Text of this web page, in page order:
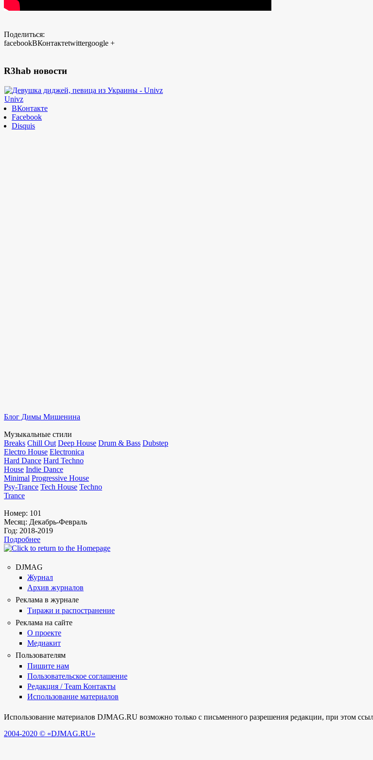
Поделиться:
facebookВКонтактеtwittergoogle +
R3hab новости
Univz
ВКонтакте
Facebook
Disquis
Блог Димы Мишенина
Музыкальные стили
Breaks Chill Out Deep House Drum & Bass Dubstep
Electro House Electronica
Hard Dance Hard Techno
House Indie Dance
Minimal Progressive House
Psy-Trance Tech House Techno
Trance
Номер: 101
Месяц: Декабрь-Февраль
Год: 2018-2019
Подробнее
DJMAG
Журнал
Архив журналов
Реклама в журнале
Тиражи и распостранение
Реклама на сайте
О проекте
Медиакит
Пользователям
Пишите нам
Пользовательское соглашение
Редакция / Team Контакты
Использование материалов
Использование материалов DJMAG.RU возможно только с письменного разрешения редакции, при этом
2004-2020 © «DJMAG.RU»